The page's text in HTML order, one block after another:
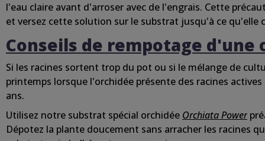
l'eau claire avant d'arroser avec de l'engrais. Cette
et versez cette solution sur le substrat jusqu'à ce qu'elle
Conseils de rempotage d'une
Si les racines sortent trop du pot ou si le mélange de
printemps lorsque l'orchidée présente des racines actives
ans.
Utilisez notre substrat spécial orchidée OrchiataPower
Dépotez la plante doucement sans arracher les racines